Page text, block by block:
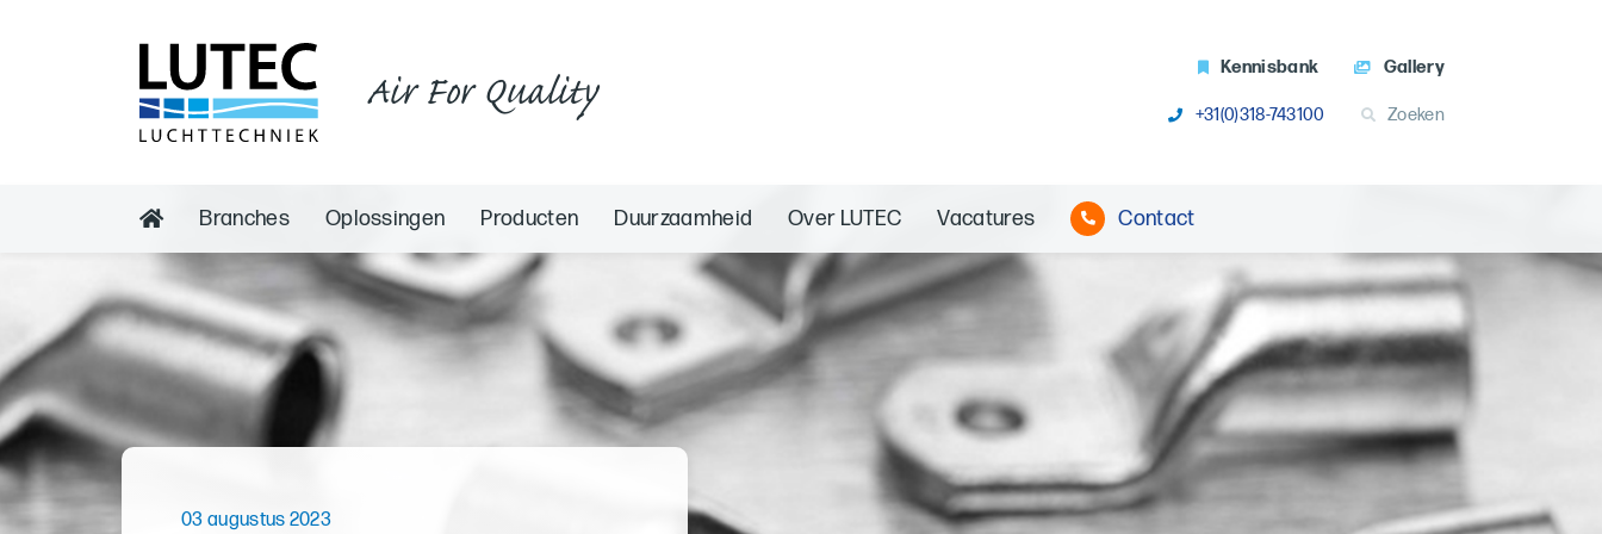
Air For Quality Kennisbank Gallery
+31(0)318-743100 Zoeken
Branches Oplossingen Producten Duurzaamheid Over LUTEC Vacatures Contact
03 augustus 2023